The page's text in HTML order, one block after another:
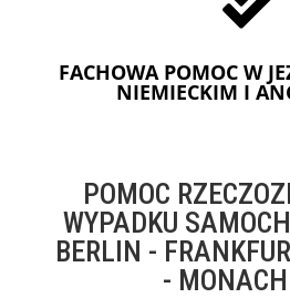
FACHOWA POMOC W
NIEMIECKIM I
POMOC
WYPADKU
BERLIN -
-